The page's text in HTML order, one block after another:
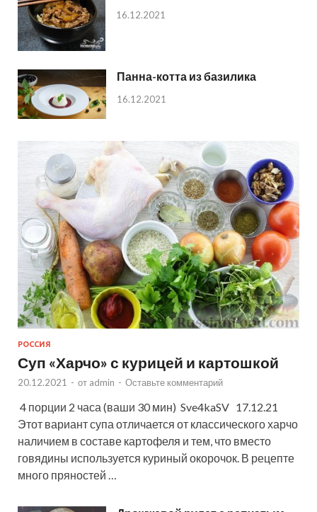
16.12.2021
Панна-котта из базилика
16.12.2021
РОССИЯ
Суп «Харчо» с курицей и картошкой
20.12.2021 - от admin - Оставьте комментарий
4 порции 2 часа (ваши 30 мин) Sve4kaSV 17.12.21
Этот вариант супа отличается от классического харчо
наличием в составе картофеля и тем, что вместо
говядины используется куриный окорочок. В рецепте
много пряностей …